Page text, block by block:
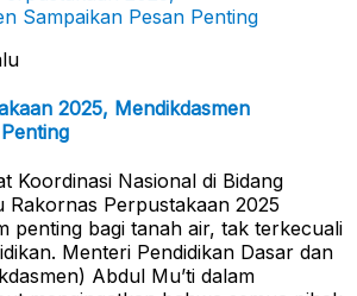
2025, Mendikdasmen
Koordinasi Nasional di Bidang
Rakornas Perpustakaan 2025
penting bagi tanah air, tak terkecuali
Menteri Pendidikan Dasar dan
Abdul Mu’ti dalam